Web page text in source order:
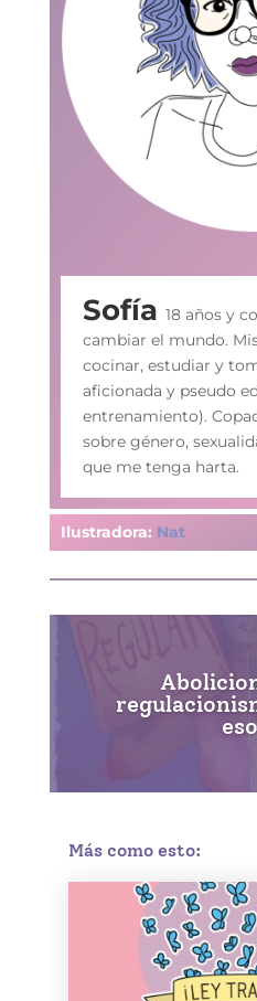
Sofía 18 años y
cambiar el mundo.
cocinar, estudiar y
aficionada y pseudo
entrenamiento).
sobre género,
que me tenga harta.
Ilustradora: Nat
Más como esto: